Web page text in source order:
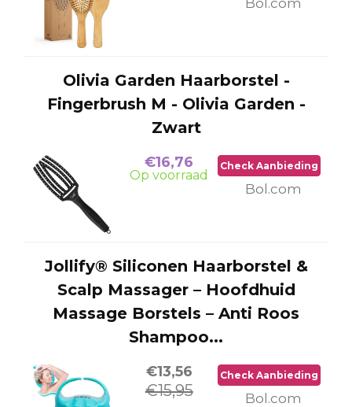
Olivia Garden Haarborstel -
Fingerbrush M - Olivia Garden -
Zwart
€16,76
Op voorraad
Check Aanbieding
Bol.com
Jollify® Siliconen Haarborstel &
Scalp Massager – Hoofdhuid
Massage Borstels – Anti Roos
Shampoo...
€13,56
€15,95
Check Aanbieding
Bol.com